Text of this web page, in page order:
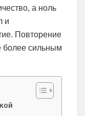
а ноль
и
Повторение
более сильным